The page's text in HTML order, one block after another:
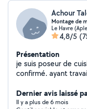
Achour
Montage de
Le Havre
4,8/5
Présentation
je suis poseur de
confirmé. ayant
tout les travaux
électricité...)
Dernier avis laissé
Il y a plus de 6 mois